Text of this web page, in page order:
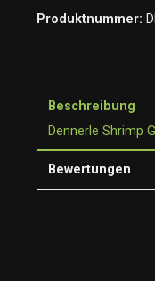
Produktnummer:
Beschreibung
Dennerle Shrimp
Bewertungen